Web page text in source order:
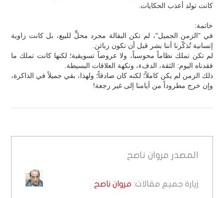
كانت تولد أعذب الحكايات.
خاتمة:
في "الزمن الجميل"، لم تكن البقالة مجرد محلٍّ للبيع، بل كانت زاوية
إنسانية تُذكّرنا أننا بشر قبل أن نكون زبائن.
لم تكن تملك نظاماً محوسباً، ولا عروضاً تسويقية؛ لكنها كانت تملك ما
فقدناه اليوم: الثقة، الدفء، ونكهة العلاقات البسيطة.
ذلك الزمن لم يكن كاملاً؛ لكنه كان صادقاً؛ ولهذا، بقي جميلاً في الذاكرة،
وإن خرج مطروداً من أيامنا إلى غير رجعة!
المصدر مروان ناصح
زيارة جميع مقالات: مروان ناصح